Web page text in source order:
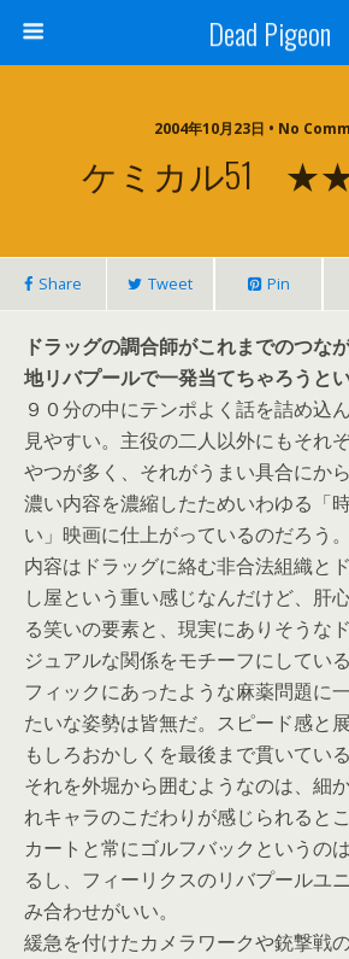
Dead Pigeon
2004年10月23日 • No
ケミカル51
Share Tweet Pin
ドラッグの調合師がこれまでのつな
地リバプールで一発当てちゃろうとい
９０分の中にテンポよく話を詰め込
見やすい。主役の二人以外にもそれ
やつが多く、それがうまい具合にか
濃い内容を濃縮したためいわゆる「
い」映画に仕上がっているのだろう。
内容はドラッグに絡む非合法組織と
し屋という重い感じなんだけど、肝
る笑いの要素と、現実にありそうな
ジュアルな関係をモチーフにしてい
フィックにあったような麻薬問題に
たいな姿勢は皆無だ。スピード感と
もしろおかしくを最後まで貫いている
それを外堀から囲むようなのは、細
れキャラのこだわりが感じられると
カートと常にゴルフバックというの
るし、フィーリクスのリバプールユ
み合わせがいい。
緩急を付けたカメラワークや銃撃戦